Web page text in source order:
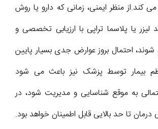
کند.از منظر ایمنی، زمانی که دارو یا روش
لیزر یا پلاسما تراپی با ارزیابی تخصصی و
احتمال بروز عوارض جدی بسیار پایین
بیمار توسط پزشک نیز باعث می شود
به موقع شناسایی و مدیریت شود، در
تا حد بالایی قابل اطمینان خواهد بود.